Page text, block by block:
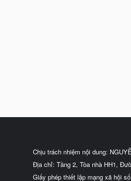
Chịu trách nhiệm nội dung:
Địa chỉ: Tầng 2, Tòa nhà HH1,
Giấy phép thiết lập mạng xã hội